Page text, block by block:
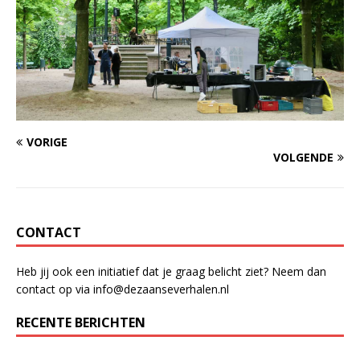
VORIGE
VOLGENDE
CONTACT
Heb jij ook een initiatief dat je graag belicht ziet? Neem dan
contact op via info@dezaanseverhalen.nl
RECENTE BERICHTEN